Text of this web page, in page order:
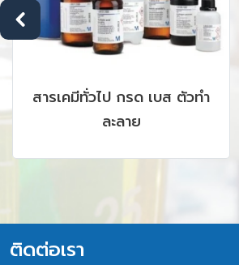
DEHYDRATED CULTURE
MEDIA ; MERCK
ติดต่อเรา